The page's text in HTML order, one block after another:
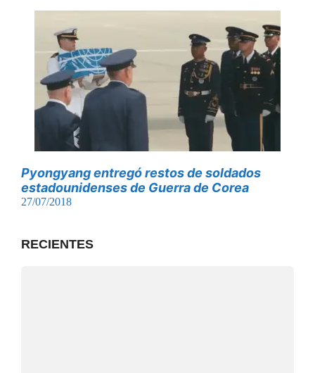
Pyongyang entregó restos de soldados
estadounidenses de Guerra de Corea
27/07/2018
RECIENTES